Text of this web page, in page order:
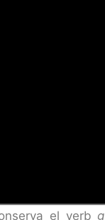
el verb